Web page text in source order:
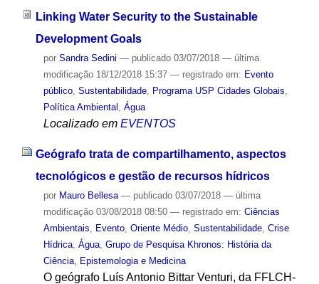
Linking Water Security to the Sustainable
Development Goals
por Sandra Sedini — publicado03/07/2018 — última
modificação18/12/2018 15:37 — registrado em: Evento
público, Sustentabilidade, Programa USP Cidades Globais,
Política Ambiental , Água
Localizado em EVENTOS
Geógrafo trata de compartilhamento, aspectos
tecnológicos e gestão de recursos hídricos
por Mauro Bellesa — publicado03/07/2018 — última
modificação03/08/2018 08:50 — registrado em: Ciências
Ambientais
Evento, Oriente Médio, Sustentabilidade, Crise
Hídrica, Água, Grupo de Pesquisa Khronos: História da
Ciência, Epistemologia e Medicina
O geógrafo Luís Antonio Bittar Venturi, da FFLCH-